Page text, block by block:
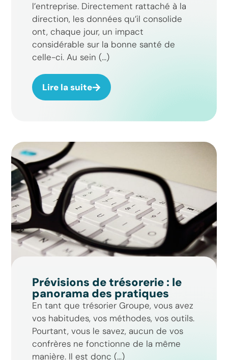
l’entreprise. Directement rattaché à la
direction, les données qu’il consolide
ont, chaque jour, un impact
considérable sur la bonne santé de
celle-ci. Au sein (...)
Lire la suite
Prévisions de trésorerie : le
panorama des pratiques
En tant que trésorier Groupe, vous avez
vos habitudes, vos méthodes, vos outils.
Pourtant, vous le savez, aucun de vos
confrères ne fonctionne de la même
manière. Il est donc (...)